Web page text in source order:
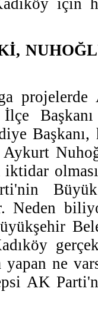
Başkanı,
Neden
ne
AK